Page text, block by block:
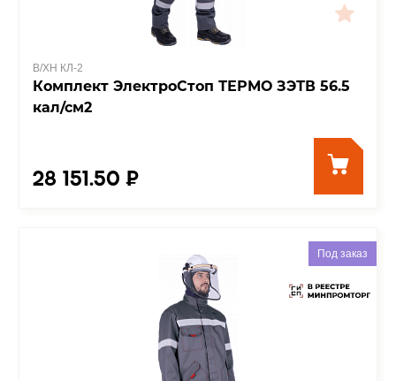
В/ХН КЛ-2
Комплект ЭлектроСтоп ТЕРМО ЗЭТВ 56.5
кал/см2
28 151.50 ₽
Под заказ